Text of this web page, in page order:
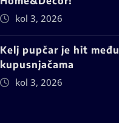
kol 3, 2026
Kelj pupčar je hit među
kupusnjačama
kol 3, 2026